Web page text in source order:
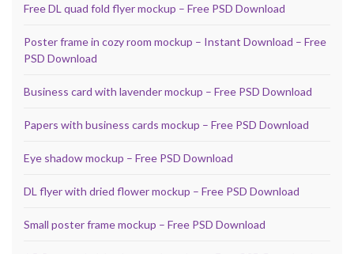
Free DL quad fold flyer mockup – Free PSD Download
Poster frame in cozy room mockup – Instant Download – Free
PSD Download
Business card with lavender mockup – Free PSD Download
Papers with business cards mockup – Free PSD Download
Eye shadow mockup – Free PSD Download
DL flyer with dried flower mockup – Free PSD Download
Small poster frame mockup – Free PSD Download